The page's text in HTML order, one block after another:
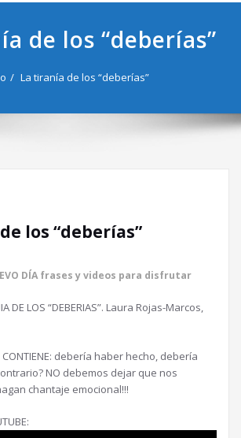
de los “deberías”
La tiranía de los “deberías”
los “deberías”
DÍA frases y videos para disfrutar
DE LOS “DEBERIAS”. Laura Rojas-Marcos,
CONTIENE: debería haber hecho, debería
NO debemos dejar que nos
chantaje emocional!!!